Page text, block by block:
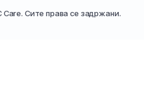
Сите права се задржани.